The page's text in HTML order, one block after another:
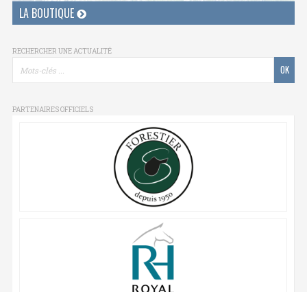
LA BOUTIQUE
RECHERCHER UNE ACTUALITÉ
PARTENAIRES OFFICIELS